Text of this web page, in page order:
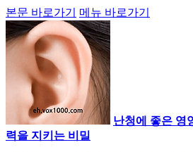
본문 바로가기 메뉴 바로가기
난청에 좋은 영
력을 지키는 비밀